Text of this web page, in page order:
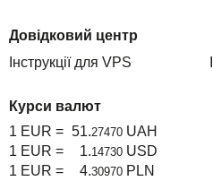
Довідковий центр
Інструкції для VPS
Курси валют
1 EUR = 51.27470 UAH
1 EUR =
1.14730 USD
1 EUR =
4.30970 PLN